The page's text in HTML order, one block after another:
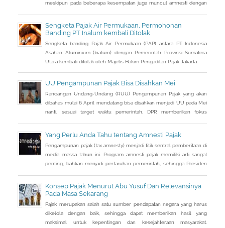
meskipun pada beberapa kesempatan juga muncul amnesti dengan
Sengketa Pajak Air Permukaan, Permohonan
Banding PT Inalum kembali Ditolak
Sengketa banding Pajak Air Permukaan (PAP) antara PT Indonesia
Asahan Aluminium (Inalum) dengan Pemerintah Provinsi Sumatera
Utara kembali ditolak oleh Majelis Hakim Pengadilan Pajak Jakarta.
UU Pengampunan Pajak Bisa Disahkan Mei
Rancangan Undang-Undang (RUU) Pengampunan Pajak yang akan
dibahas mulai 6 April mendatang bisa disahkan menjadi UU pada Mei
nanti, sesuai target waktu pemerintah. DPR memberikan fokus
triliun dari target APBN 2016.
Yang Perlu Anda Tahu tentang Amnesti Pajak
Pengampunan pajak (tax amnesty) menjadi titik sentral pemberitaan di
media massa tahun ini. Program amnesti pajak memiliki arti sangat
penting, bahkan menjadi pertaruhan pemerintah, sehingga Presiden
Konsep Pajak Menurut Abu Yusuf Dan Relevansinya
Pada Masa Sekarang
Pajak merupakan salah satu sumber pendapatan negara yang harus
dikelola dengan baik, sehingga dapat memberikan hasil yang
maksimal untuk kepentingan dan kesejahteraan masyarakat.